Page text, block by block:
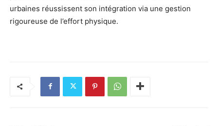
urbaines réussissent son intégration via une gestion
rigoureuse de l’effort physique.